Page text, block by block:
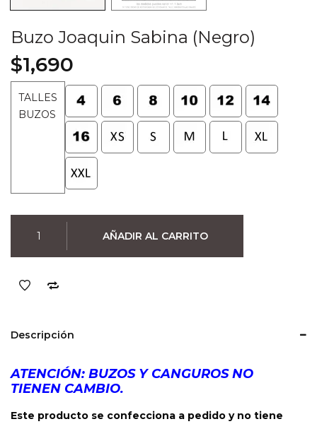
Buzo Joaquin Sabina (Negro)
$1,690
TALLES
BUZOS
Joaquin
Sabina
cantidad
AÑADIR AL CARRITO
Descripción
ATENCIÓN: BUZOS Y CANGUROS NO
TIENEN CAMBIO.
Este producto se confecciona a pedido y no tiene